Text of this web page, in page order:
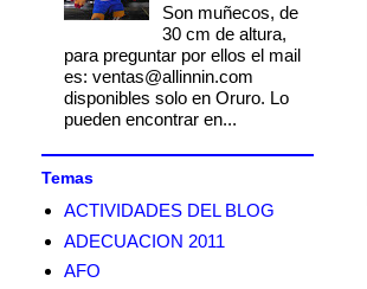
Son muñecos, de
30 cm de altura,
para preguntar por ellos el mail
es: ventas@allinnin.com
disponibles solo en Oruro. Lo
pueden encontrar en...
Temas
ACTIVIDADES DEL BLOG
ADECUACION 2011
AFO